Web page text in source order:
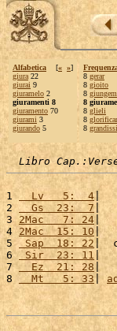
Alfabetica [« »]
giura 22
giurai 9
giuramelo 2
giuramenti 8
giuramento 70
giurami 3
giurando 5
8 gerar
8 gioito
8
8
8 glieli
8
8
Libro
1
  Lv   5:  4
2
  Gs  23:  7
|
3 2Mac   7: 24 |
4 2Mac  15: 10|
5 Sap  18: 22 |
6 Sir  23: 11 |
7
  Ez  21: 28
|
8
  Mt   5: 33
|